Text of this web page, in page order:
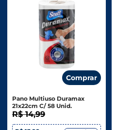
Comprar
Pano Multiuso Duramax
21x22cm C/ 58 Unid.
R$ 14,99